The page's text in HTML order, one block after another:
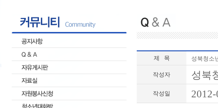
제 목 성북청소
작성자 성북
작성일